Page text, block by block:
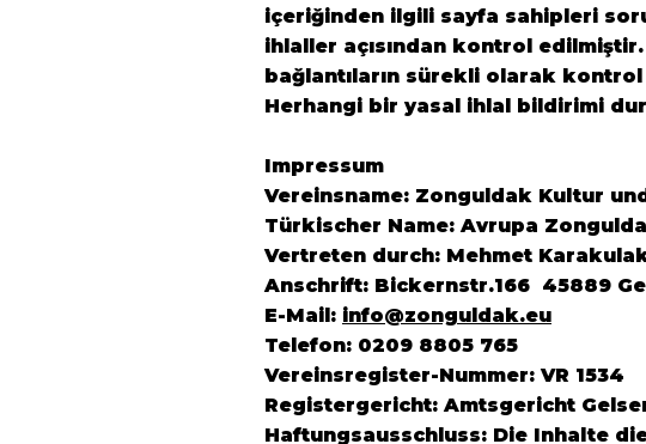
içeriğinden ilgili sayfa sahipleri
ihlaller açısından kontrol
bağlantıların sürekli olarak
Herhangi bir yasal ihlal bildirimi
Impressum
Vereinsname: Zonguldak Kultur
Türkischer Name: Avrupa
Vertreten durch: Mehmet
Anschrift: Bickernstr.166 45889
E-Mail: info@zonguldak.eu
Telefon: 0209 8805 765
Vereinsregister-Nummer: VR 1534
Registergericht: Amtsgericht
Haftungsausschluss: Die Inhalte